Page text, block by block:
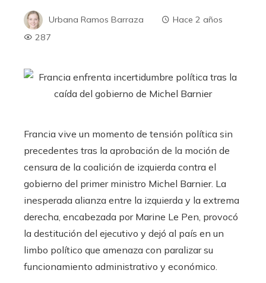
Urbana Ramos Barraza
Hace 2 años
287
Francia vive un momento de tensión política sin
precedentes tras la aprobación de la moción de
censura de la coalición de izquierda contra el
gobierno del primer ministro Michel Barnier. La
inesperada alianza entre la izquierda y la extrema
derecha, encabezada por Marine Le Pen, provocó
la destitución del ejecutivo y dejó al país en un
limbo político que amenaza con paralizar su
funcionamiento administrativo y económico.